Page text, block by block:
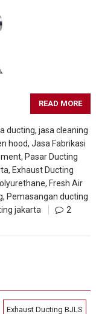
READ MORE
ducting,jasa cleaning
hood,Jasa Fabrikasi
,Pasar Ducting
,Exhaust Ducting
,Fresh Air
,Pemasangan ducting
jakarta
2
Exhaust Ducting BJLS